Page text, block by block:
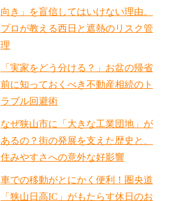
向き」を盲信してはいけない理由。
プロが教える西日と遮熱のリスク管
理
「実家をどう分ける？」お盆の帰省
前に知っておくべき不動産相続のト
ラブル回避術
なぜ狭山市に「大きな工業団地」が
あるの？街の発展を支えた歴史と、
住みやすさへの意外な好影響
車での移動がとにかく便利！圏央道
「狭山日高IC」がもたらす休日のお